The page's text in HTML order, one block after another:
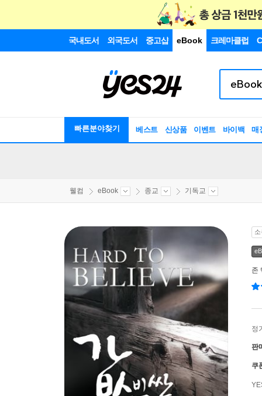
국내도서 외국도서 중고샵 eBook 크레마클럽
빠른분야찾기 베스트 신상품 이벤트 바이백 매
웰컴 eBook 종교 기독교
존
정
판
쿠